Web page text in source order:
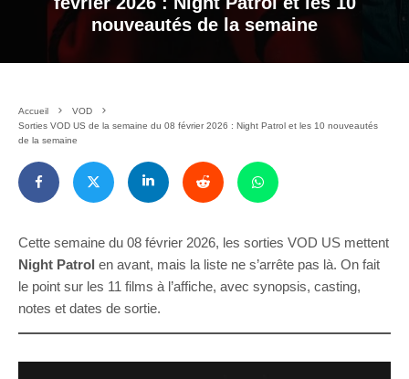
nouveautés de la semaine
Accueil
VOD
Sorties VOD US de la semaine du 08 février 2026 : Night Patrol et les 10 nouveautés
de la semaine
Cette semaine du 08 février 2026, les sorties VOD US mettent
Night Patrol en avant, mais la liste ne s’arrête pas là. On fait
le point sur les 11 films à l’affiche, avec synopsis, casting,
notes et dates de sortie.